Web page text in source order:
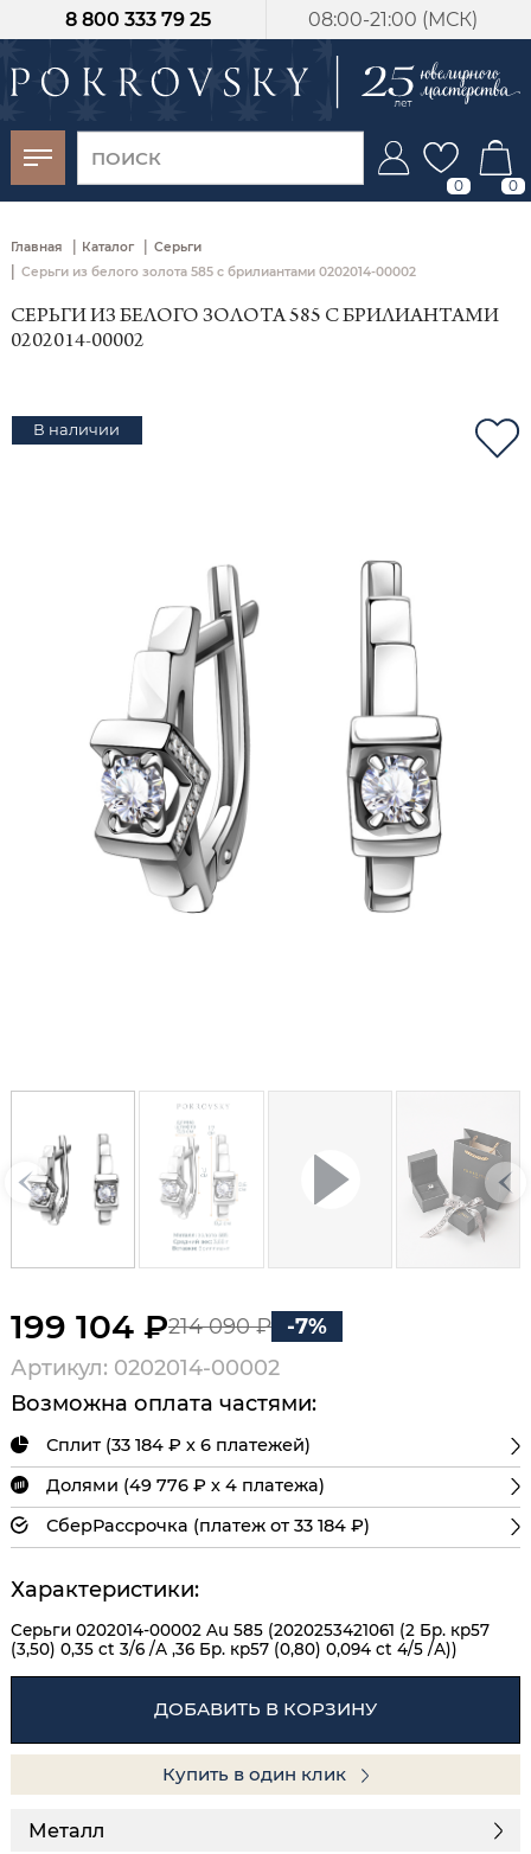
08:00-21:00 (МСК)
8 800 333 79 25
0 0
Главная | Каталог | Серьги
| Серьги из белого золота 585 с брилиантами 0202014-00002
СЕРЬГИ ИЗ БЕЛОГО ЗОЛОТА 585 С БРИЛИАНТАМИ
0202014-00002
В наличии
199 104 ₽214 090 ₽
-7%
Артикул: 0202014-00002
Возможна оплата частями:
Сплит (33 184 ₽ х 6 платежей)
Долями (49 776 ₽ х 4 платежа)
СберРассрочка (платеж от 33 184 ₽)
Характеристики:
Серьги 0202014-00002 Au 585 (2020253421061 (2 Бр. кр57
(3,50) 0,35 ct 3/6 /А ,36 Бр. кр57 (0,80) 0,094 ct 4/5 /А))
ДОБАВИТЬ В КОРЗИНУ
Купить в один клик
Металл
-30%
от 15 дней с
момента оплаты